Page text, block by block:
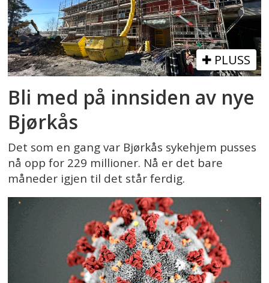
PLUSS
Bli med på innsiden av nye
Bjørkås
Det som en gang var Bjørkås sykehjem pusses
nå opp for 229 millioner. Nå er det bare
måneder igjen til det står ferdig.